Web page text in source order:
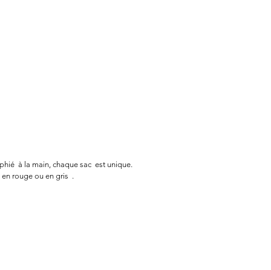
à la main, chaque sac est unique.
rouge ou en gris .